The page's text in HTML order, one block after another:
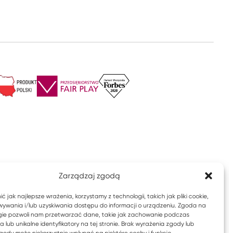
Zarządzaj zgodą
jak najlepsze wrażenia, korzystamy z technologii, takich jak pliki cookie,
i/lub uzyskiwania dostępu do informacji o urządzeniu. Zgoda na
pozwoli nam przetwarzać dane, takie jak zachowanie podczas
lub unikalne identyfikatory na tej stronie. Brak wyrażenia zgody lub